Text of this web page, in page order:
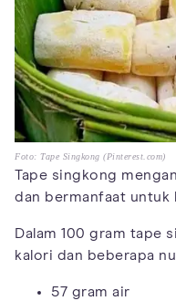
Foto: Tape Singkong (Pinterest.com)
Tape singkong
dan bermanfaat untuk
Dalam 100 gram tape
kalori dan beberapa
57 gram air